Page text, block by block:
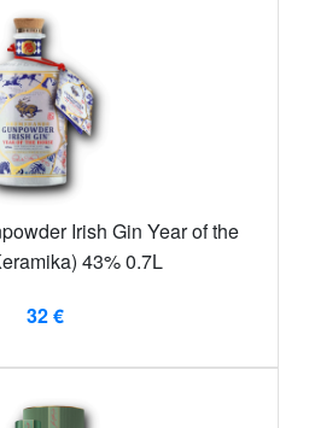
Irish Gin Year of the
43% 0.7L
32 €